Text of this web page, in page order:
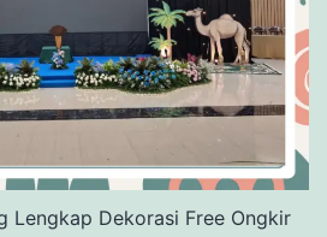
Lengkap Dekorasi Free Ongkir